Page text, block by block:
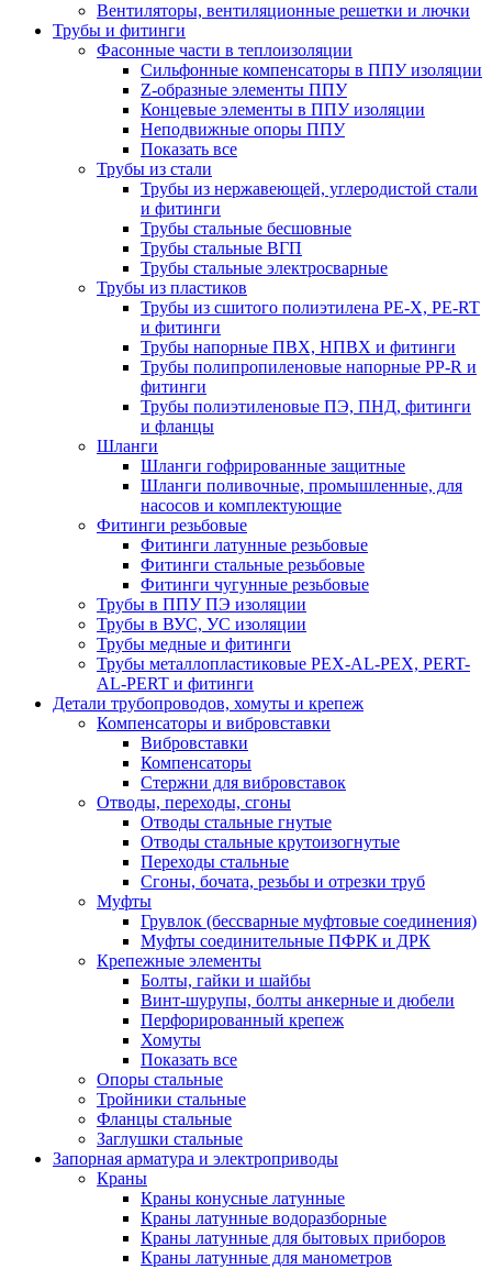
Вентиляторы, вентиляционные решетки и лючки
Трубы и фитинги
Фасонные части в теплоизоляции
Cильфонные компенсаторы в ППУ изоляции
Z-образные элементы ППУ
Концевые элементы в ППУ изоляции
Неподвижные опоры ППУ
Показать все
Трубы из стали
Трубы из нержавеющей, углеродистой стали
и фитинги
Трубы стальные бесшовные
Трубы стальные ВГП
Трубы стальные электросварные
Трубы из пластиков
Трубы из сшитого полиэтилена PE-X, PE-RT
и фитинги
Трубы напорные ПВХ, НПВХ и фитинги
Трубы полипропиленовые напорные PP-R и
фитинги
Трубы полиэтиленовые ПЭ, ПНД, фитинги
и фланцы
Шланги
Шланги гофрированные защитные
Шланги поливочные, промышленные, для
насосов и комплектующие
Фитинги резьбовые
Фитинги латунные резьбовые
Фитинги стальные резьбовые
Фитинги чугунные резьбовые
Трубы в ППУ ПЭ изоляции
Трубы в ВУС, УС изоляции
Трубы медные и фитинги
Трубы металлопластиковые PEX-AL-PEX, PERT-
AL-PERT и фитинги
Детали трубопроводов, хомуты и крепеж
Компенсаторы и вибровставки
Вибровставки
Компенсаторы
Стержни для вибровставок
Отводы, переходы, сгоны
Отводы стальные гнутые
Отводы стальные крутоизогнутые
Переходы стальные
Сгоны, бочата, резьбы и отрезки труб
Муфты
Грувлок (бессварные муфтовые соединения)
Муфты соединительные ПФРК и ДРК
Крепежные элементы
Болты, гайки и шайбы
Винт-шурупы, болты анкерные и дюбели
Перфорированный крепеж
Хомуты
Показать все
Опоры стальные
Тройники стальные
Фланцы стальные
Заглушки стальные
Запорная арматура и электроприводы
Краны
Краны конусные латунные
Краны латунные водоразборные
Краны латунные для бытовых приборов
Краны латунные для манометров